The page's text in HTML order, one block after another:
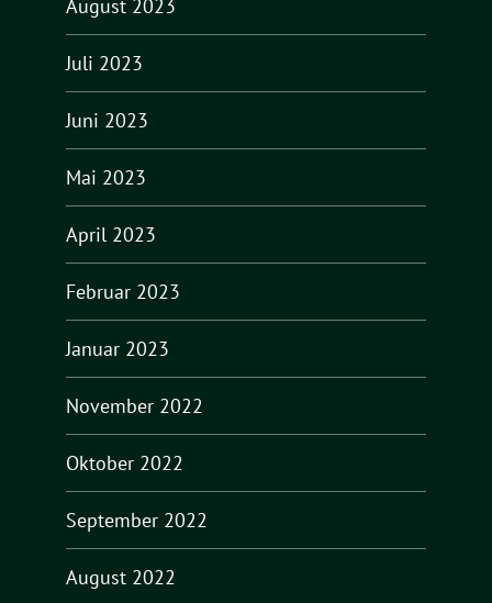
August 2023
Juli 2023
Juni 2023
Mai 2023
April 2023
Februar 2023
Januar 2023
November 2022
Oktober 2022
September 2022
August 2022